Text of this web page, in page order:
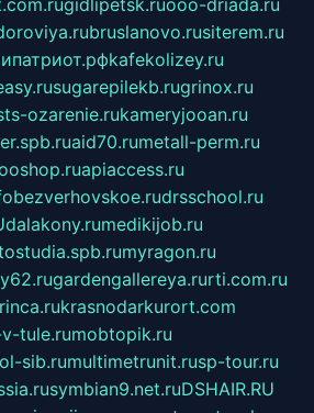
bruslanovo.rusiterem.ru
kafekolizey.ru
sugarepilekb.rugrinox.ru
ozarenie.rukameryjooan.ru
aid70.rumetall-perm.ru
apiaccess.ru
bezverhovskoe.rudrsschool.ru
dalakony.rumedikijob.ru
myragon.ru
gardengallereya.rurti.com.ru
krasnodarkurort.com
tule.rumobtopik.ru
sib.rumultimetrunit.rusp-tour.ru
symbian9.net.ruDSHAIR.RU